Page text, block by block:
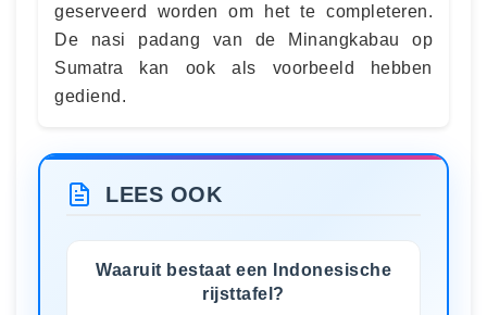
geserveerd worden om het te completeren.
De nasi padang van de Minangkabau op
Sumatra kan ook als voorbeeld hebben
gediend.
LEES OOK
Waaruit bestaat een Indonesische
rijsttafel?